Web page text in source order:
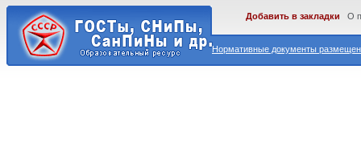
Нормативные документы
Добавить в закладки О